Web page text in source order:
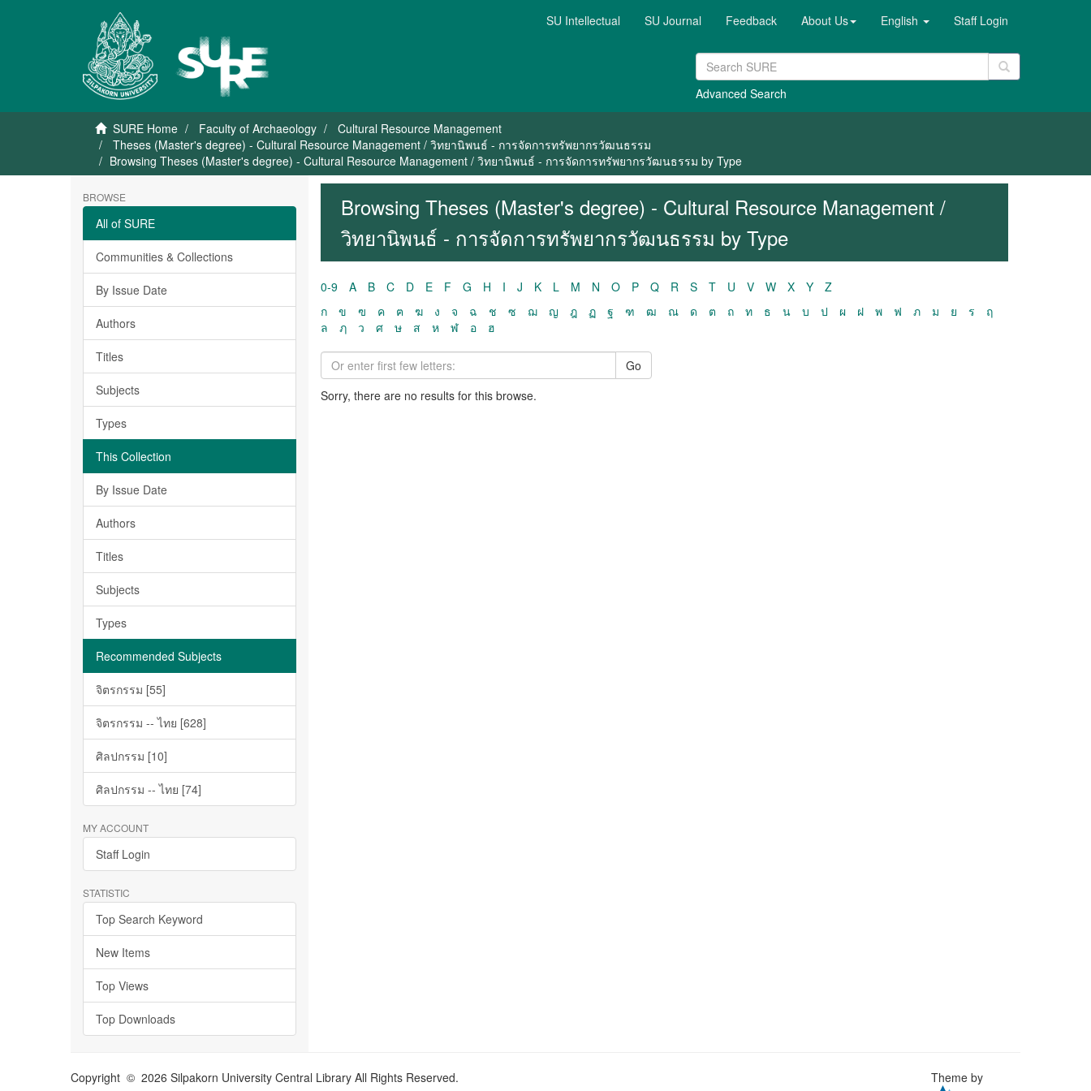
SU Intellectual SU Journal Feedback About Us English Staff Login
Advanced Search
SURE Home Faculty of Archaeology
Cultural Resource Management
Theses (Master's degree) - Cultural Resource Management / วิทยานิพนธ์ - การจัดการทรัพยากรวัฒนธรรม
Browsing Theses (Master's degree) - Cultural Resource Management / วิทยานิพนธ์ - การจัดการทรัพยากรวัฒนธรรม by Type
BROWSE
All of SURE
Communities & Collections
By Issue Date
Authors
Titles
Subjects
Types
This Collection
By Issue Date
Authors
Titles
Subjects
Types
Recommended Subjects
จิตรกรรม [55]
จิตรกรรม -- ไทย [628]
ศิลปกรรม [10]
ศิลปกรรม -- ไทย [74]
MY ACCOUNT
Staff Login
STATISTIC
Top Search Keyword
New Items
Top Views
Top Downloads
Browsing Theses (Master's degree) - Cultural Resource Management /
วิทยานิพนธ์ - การจัดการทรัพยากรวัฒนธรรม by Type
0-9 A B C D E F G H I J K L M N O P Q R S T U V W X Y
Z
ก
ข ฃ ค ฅ ฆ ง จ ฉ ช ซ ฌ ญ ฎ ฏ ฐ ฑ ฒ ณ ด ต ถ ท ธ น บ ป ผ ฝ พ ฟ ภ ม ย ร
ฤ
ล
ฦ ว ศ ษ ส ห ฬ อ ฮ
Go
Sorry, there are no results for this browse.
Copyright © 2026 Silpakorn University Central Library All Rights Reserved. Theme by